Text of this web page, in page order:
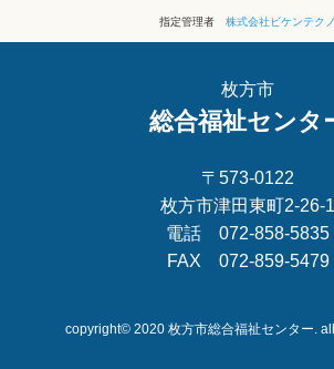
指定管理者 株式会社ビケンテクノ
枚方市
総合福祉センタ
〒573-0122
枚方市津田東町2-26-1
電話 072-858-5835
FAX 072-859-5479
copyright© 2020 枚方市総合福祉センター.